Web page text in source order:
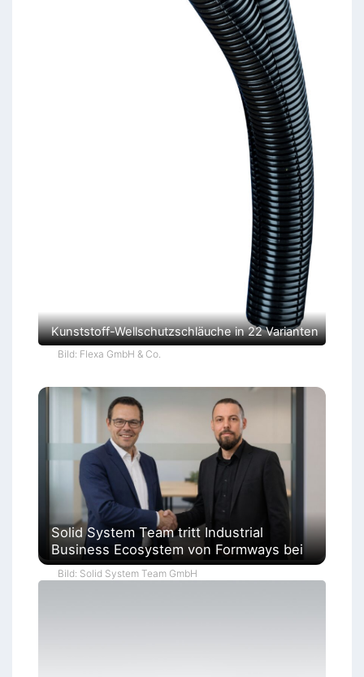
Kunststoff-Wellschutzschläuche in 22 Varianten
Bild: Flexa GmbH & Co.
Solid System Team tritt Industrial
Business Ecosystem von Formways bei
Bild: Solid System Team GmbH